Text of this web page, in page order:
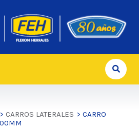
> CARROS LATERALES > CARRO